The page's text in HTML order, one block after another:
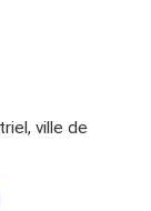
ville de